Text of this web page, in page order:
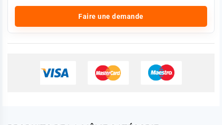
Faire une demande